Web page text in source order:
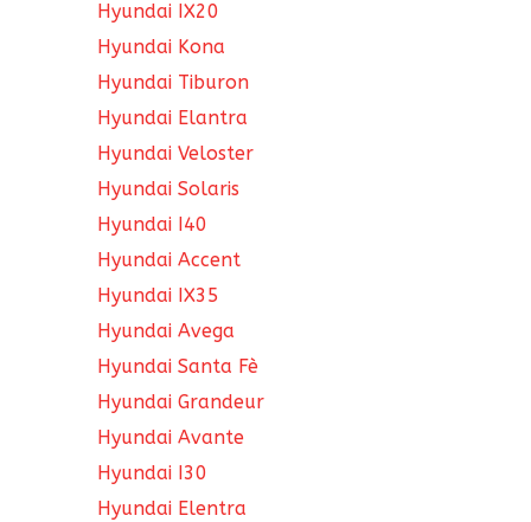
Hyundai IX20
Hyundai Kona
Hyundai Tiburon
Hyundai Elantra
Hyundai Veloster
Hyundai Solaris
Hyundai I40
Hyundai Accent
Hyundai IX35
Hyundai Avega
Hyundai Santa Fè
Hyundai Grandeur
Hyundai Avante
Hyundai I30
Hyundai Elentra